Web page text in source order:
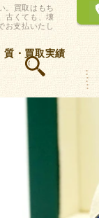
。買取はもち
古くても、壊
お支払いたし
質・買取実績